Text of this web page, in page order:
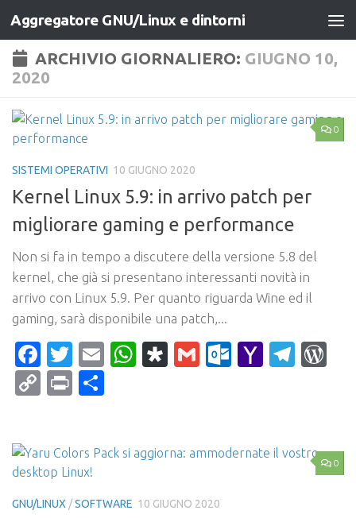
Salta al contenuto
Aggregatore GNU/Linux e dintorni
ARCHIVIO GIORNALIERO: GIUGNO 10,
2020
0
SISTEMI OPERATIVI 10 GIUGNO 2020
Kernel Linux 5.9: in arrivo patch per
migliorare gaming e performance
Non si fa in tempo a discutere della versione 5.8 del
kernel, che già si presentano interessanti novità in
arrivo con Linux 5.9. Per quanto riguarda Wine ed il
gaming, sarà disponibile una patch,...
Facebook
Twitter
EmailWhatsApp
Diaspora
Gmail Yahoo
CopyPrint
0
GNU/LINUX /SOFTWARE 10 GIUGNO 2020